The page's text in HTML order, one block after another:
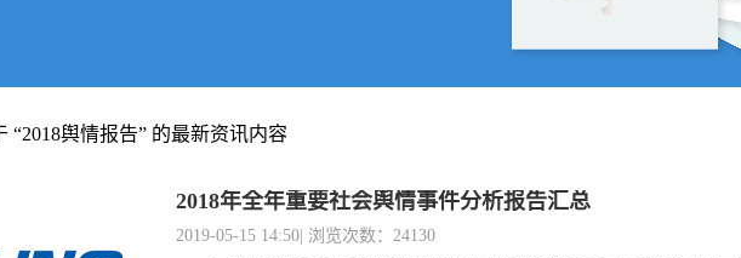
“2018舆情报告” 的最新资讯内容
2018年全年重要社会舆情事件分析报告汇总
2019-05-15 14:50| 浏览次数：24130